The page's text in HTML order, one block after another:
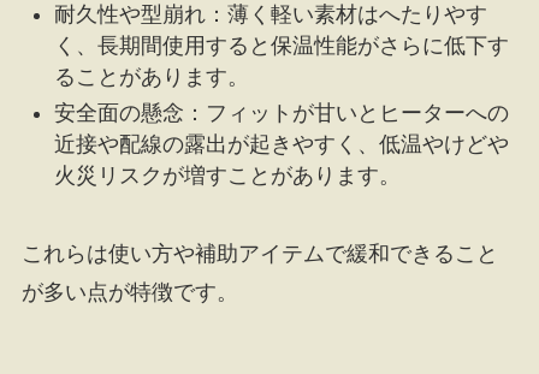
耐久性や型崩れ：薄く軽い素材はへたりやす
く、長期間使用すると保温性能がさらに低下す
ることがあります。
安全面の懸念：フィットが甘いとヒーターへの
近接や配線の露出が起きやすく、低温やけどや
火災リスクが増すことがあります。
これらは使い方や補助アイテムで緩和できること
が多い点が特徴です。